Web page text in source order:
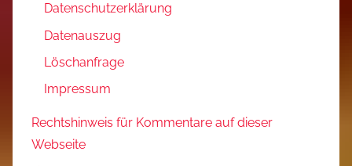
Datenschutzerklärung
Datenauszug
Löschanfrage
Impressum
Rechtshinweis für Kommentare auf dieser
Webseite